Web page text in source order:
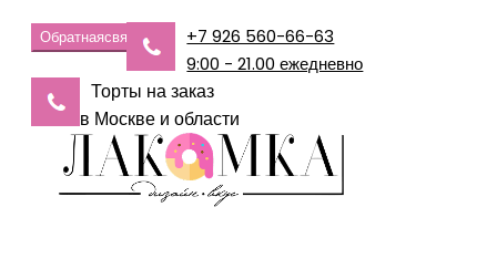
Обратнаясвязь
+7 926 560-66-63
9:00 - 21.00 ежедневно
Торты на заказ
в Москве и области